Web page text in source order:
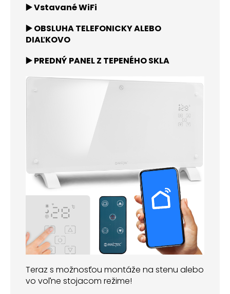
▶️ Vstavané WiFi
▶️ OBSLUHA TELEFONICKY ALEBO
DIAĽKOVO
▶️ PREDNÝ PANEL Z TEPENÉHO SKLA
Teraz s možnosťou montáže na stenu alebo
vo voľne stojacom režime!